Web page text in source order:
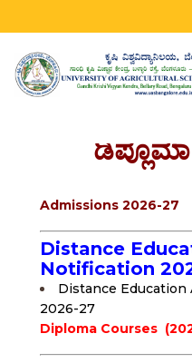
Admissions 2026-27
Distance
Notification
Distance
2026-27
Diploma Courses